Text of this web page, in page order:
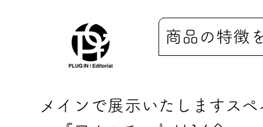
商品の特徴
メインで展示いたしますス